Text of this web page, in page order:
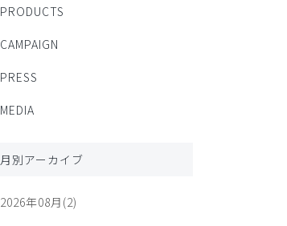
PRODUCTS
CAMPAIGN
PRESS
MEDIA
月別アーカイブ
2026年08月(2)